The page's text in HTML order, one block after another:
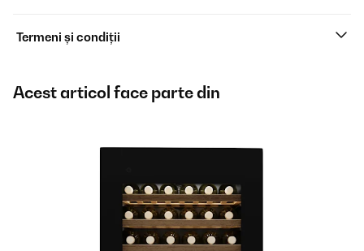
Termeni și condiții
Acest articol face parte din